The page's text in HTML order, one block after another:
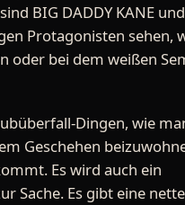
BIG DADDY KANE
Protagonisten sehen,
oder bei dem weißen
Dingen, wie
Geschehen
Es wird auch ein
Sache. Es gibt eine nette